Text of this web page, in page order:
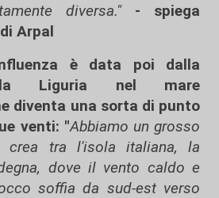
diversa." - spiega
Arpal
è data poi dalla
Liguria nel mare
diventa una sorta di punto
venti: "Abbiamo un grosso
crea tra l'isola italiana, la
dove il vento caldo e
soffia da sud-est verso